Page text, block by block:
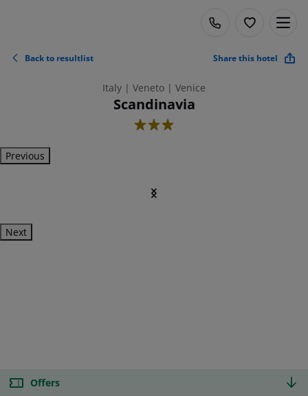
Back to resultlist Share this hotel
Italy | Veneto | Venice
Scandinavia
3
Previous
Next
Offers